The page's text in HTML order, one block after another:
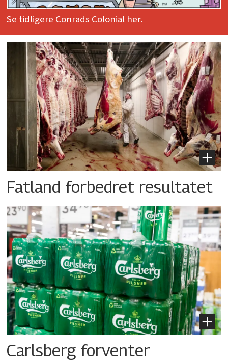
Se tidligere Conrads Colonial her.
Fatland forbedret resultatet
Carlsberg forventer